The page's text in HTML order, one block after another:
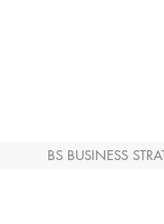
BS BUSINESS